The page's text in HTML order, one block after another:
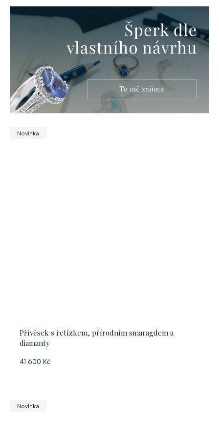
Novinka
Přívěsek s řetízkem, přírodním smaragdem a
diamanty
41 600 Kč
Novinka